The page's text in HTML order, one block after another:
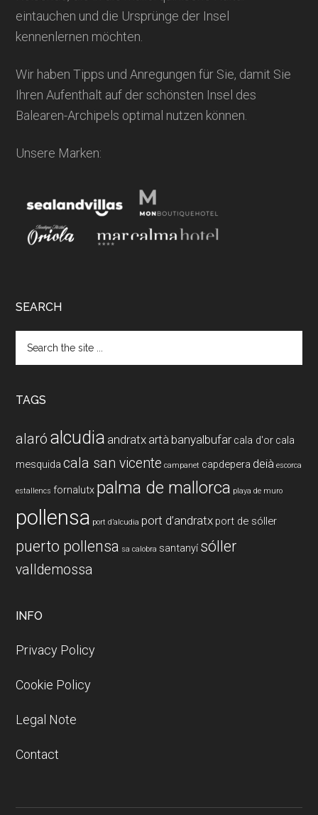
eintauchen und die Ursprünge der Insel
kennenlernen möchten.
Wir haben Tipps und Anregungen für Sie, damit Sie
Ihren Aufenthalt auf der schönsten Insel des
Balearen-Archipels optimal nutzen können.
Unsere Marken:
SEARCH
the
TAGS
alaró alcudia andratx artà banyalbufar cala d'or cala
mesquida cala san vicente campanet capdepera deià escorca
estallencs fornalutx palma de mallorca playa de muro
pollensa port d’alcudia port d’andratx port de sóller
puerto pollensa sa calobra santanyí sóller
valldemossa
INFO
Privacy Policy
Cookie Policy
Legal Note
Contact